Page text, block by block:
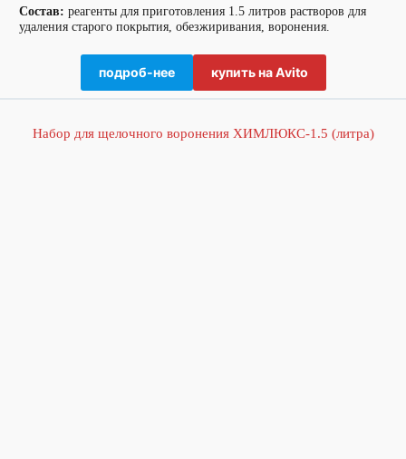
Состав: реагенты для приготовления 1.5 литров растворов для
удаления старого покрытия, обезжиривания, воронения.
подроб-нее купить на Avito
Набор для щелочного воронения ХИМЛЮКС-1.5 (литра)